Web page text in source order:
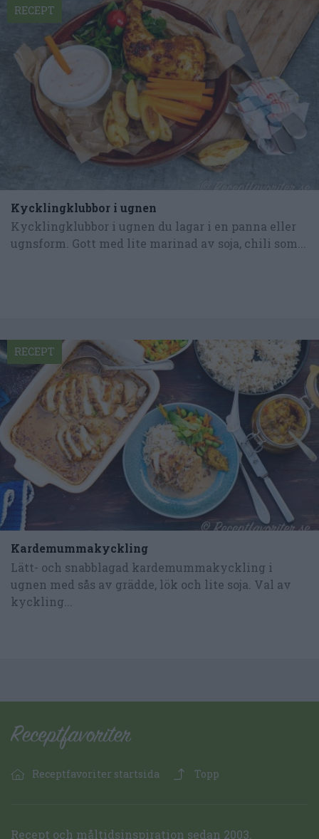
Kycklingklubbor i ugnen
Kycklingklubbor i ugnen du lagar i en panna eller
ugnsform. Gott med lite marinad av soja, chili som...
RECEPT
Kardemummakyckling
Lätt- och snabblagad kardemummakyckling i
ugnen med sås av grädde, lök och lite soja. Val av
kyckling...
RECEPT
Receptfavoriter startsida Topp
Recept och måltidsinspiration sedan 2003.